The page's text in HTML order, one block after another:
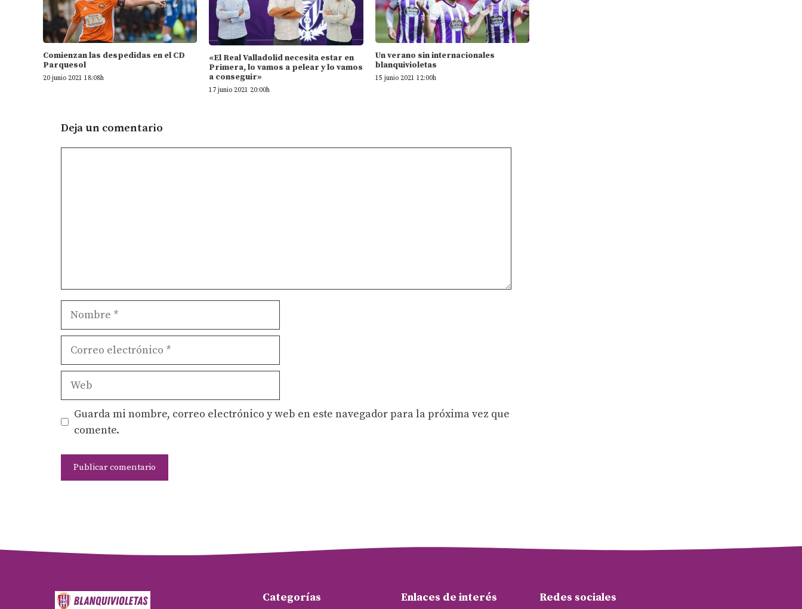
Comienzan las despedidas en el CD
Parquesol
20 junio 2021 18:08h
«El Real Valladolid necesita estar en
Primera, lo vamos a pelear y lo vamos
a conseguir»
17 junio 2021 20:00h
Un verano sin internacionales
blanquivioletas
15 junio 2021 12:00h
Deja un comentario
Nombre
Correo
Web
Guarda mi nombre, correo electrónico y web en este navegador para la próxima vez que
comente.
Categorías Enlaces de interés Redes sociales